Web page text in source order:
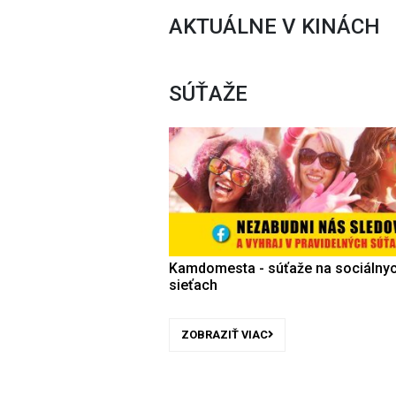
AKTUÁLNE V KINÁCH
SÚŤAŽE
Kamdomesta - súťaže na
sieťach
ZOBRAZIŤ VIAC